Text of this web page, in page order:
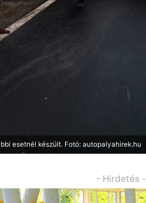
esetnél készült. Fotó: autopalyahirek.hu
- Hirdetés -